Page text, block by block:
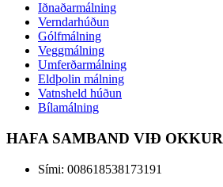
Iðnaðarmálning
Verndarhúðun
Gólfmálning
Veggmálning
Umferðarmálning
Eldþolin málning
Vatnsheld húðun
Bílamálning
HAFA SAMBAND VIÐ OKKUR
Sími: 008618538173191